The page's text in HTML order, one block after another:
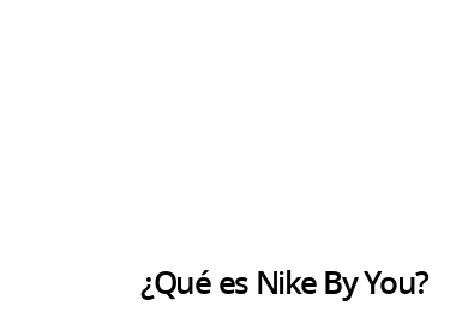
¿Qué es Nike By You?